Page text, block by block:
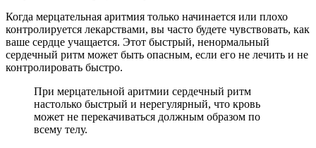
Когда мерцательная аритмия только начинается или плохо
контролируется лекарствами, вы часто будете чувствовать, как
ваше сердце учащается. Этот быстрый, ненормальный
сердечный ритм может быть опасным, если его не лечить и не
контролировать быстро.
При мерцательной аритмии сердечный ритм
настолько быстрый и нерегулярный, что кровь
может не перекачиваться должным образом по
всему телу.